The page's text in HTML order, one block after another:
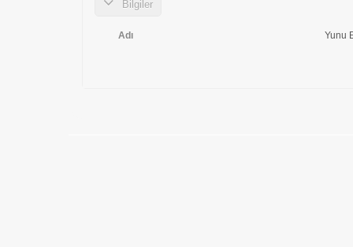
Bilgiler
Adı Yunu